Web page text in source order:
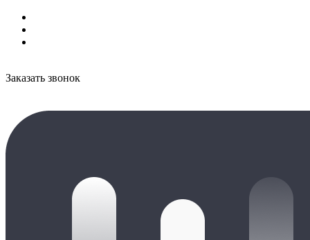
Заказать звонок